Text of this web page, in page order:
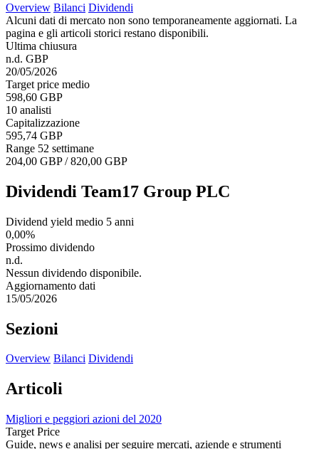
Overview Bilanci Dividendi
Alcuni dati di mercato non sono temporaneamente aggiornati. La
pagina e gli articoli storici restano disponibili.
Ultima chiusura
n.d. GBP
20/05/2026
Target price medio
598,60 GBP
10 analisti
Capitalizzazione
595,74 GBP
Range 52 settimane
204,00 GBP / 820,00 GBP
Dividendi Team17 Group PLC
Dividend yield medio 5 anni
0,00%
Prossimo dividendo
n.d.
Nessun dividendo disponibile.
Aggiornamento dati
15/05/2026
Sezioni
Overview Bilanci Dividendi
Articoli
Migliori e peggiori azioni del 2020
Target Price
Guide, news e analisi per seguire mercati, aziende e strumenti